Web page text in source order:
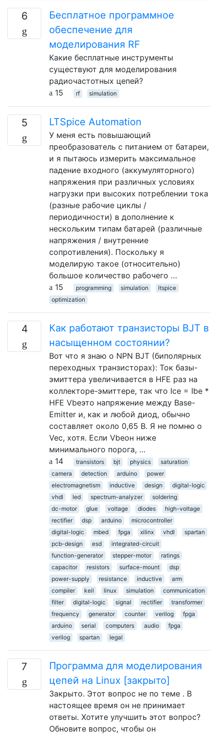
6
Бесплатное программное
обеспечение для
моделирования RF
Какие бесплатные инструменты
существуют для моделирования
радиочастотных цепей?
15
rf simulation
5 LTSpice Automation
У меня есть повышающий
преобразователь с питанием от батареи,
и я пытаюсь измерить максимальное
падение входного (аккумуляторного)
напряжения при различных условиях
нагрузки при высоких потреблении тока
(разные рабочие циклы /
периодичности) в дополнение к
нескольким типам батарей (различные
напряжения / внутренние
сопротивления). Поскольку я
моделирую такое (относительно)
большое количество рабочего …
15
programming simulation
ltspice
optimization
4
Как работают транзисторы BJT в
насыщенном состоянии?
Вот что я знаю о NPN BJT (биполярных
переходных транзисторах): Ток базы-
эмиттера увеличивается в HFE раз на
коллекторе-эмиттере, так что Ice = Ibe *
HFE Vbeэто напряжение между Base-
Emitter и, как и любой диод, обычно
составляет около 0,65 В. Я не помню о
Vec, хотя. Если Vbeон ниже
минимального порога, …
14
transistors bjt physics
saturation
camera
detection arduino
power
electromagnetism
inductive design
digital-logic
vhdl
led spectrum-analyzer
soldering
dc-motor
glue voltage diodes
high-voltage
rectifier
dsp arduino
microcontroller
digital-logic
mbed fpga xilinx vhdl
spartan
pcb-design
esd
integrated-circuit
function-generator
stepper-motor
ratings
capacitor
resistors surface-mount
dsp
power-supply
resistance inductive
arm
compiler
keil linux simulation
communication
filter
digital-logic signal rectifier
transformer
frequency
generator counter verilog
fpga
arduino
serial computers audio
fpga
verilog
spartan legal
7
Программа для моделирования
цепей на Linux [закрыто]
Закрыто. Этот вопрос не по теме . В
настоящее время он не принимает
ответы. Хотите улучшить этот вопрос?
Обновите вопрос, чтобы он